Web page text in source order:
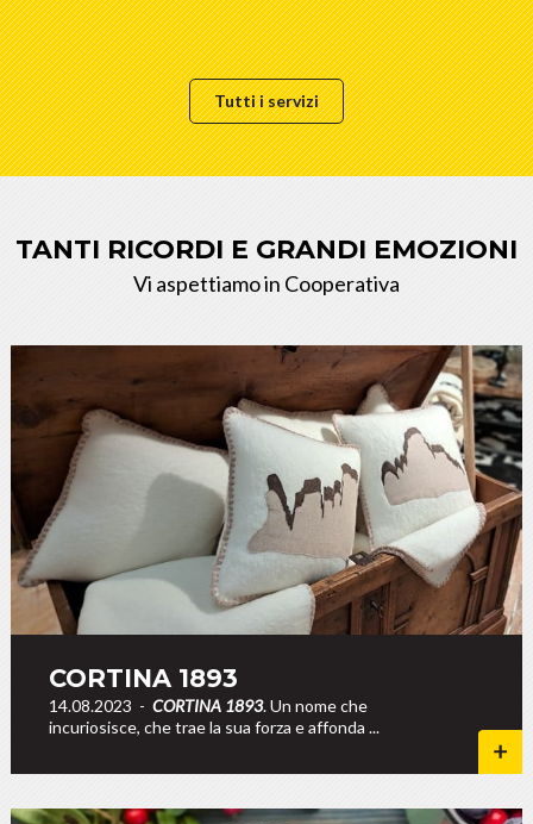
Tutti i servizi
TANTI RICORDI E GRANDI EMOZIONI
Vi aspettiamo in Cooperativa
CORTINA 1893
14.08.2023 - CORTINA 1893. Un nome che
incuriosisce, che trae la sua forza e affonda ...